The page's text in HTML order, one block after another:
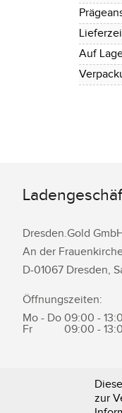
Auf
Dresden.Gold
An der
D-01067 Dresden,
Öffnungszeiten:
Mo - Do 09:00 -
Fr
09:00 -
0351 -
zur